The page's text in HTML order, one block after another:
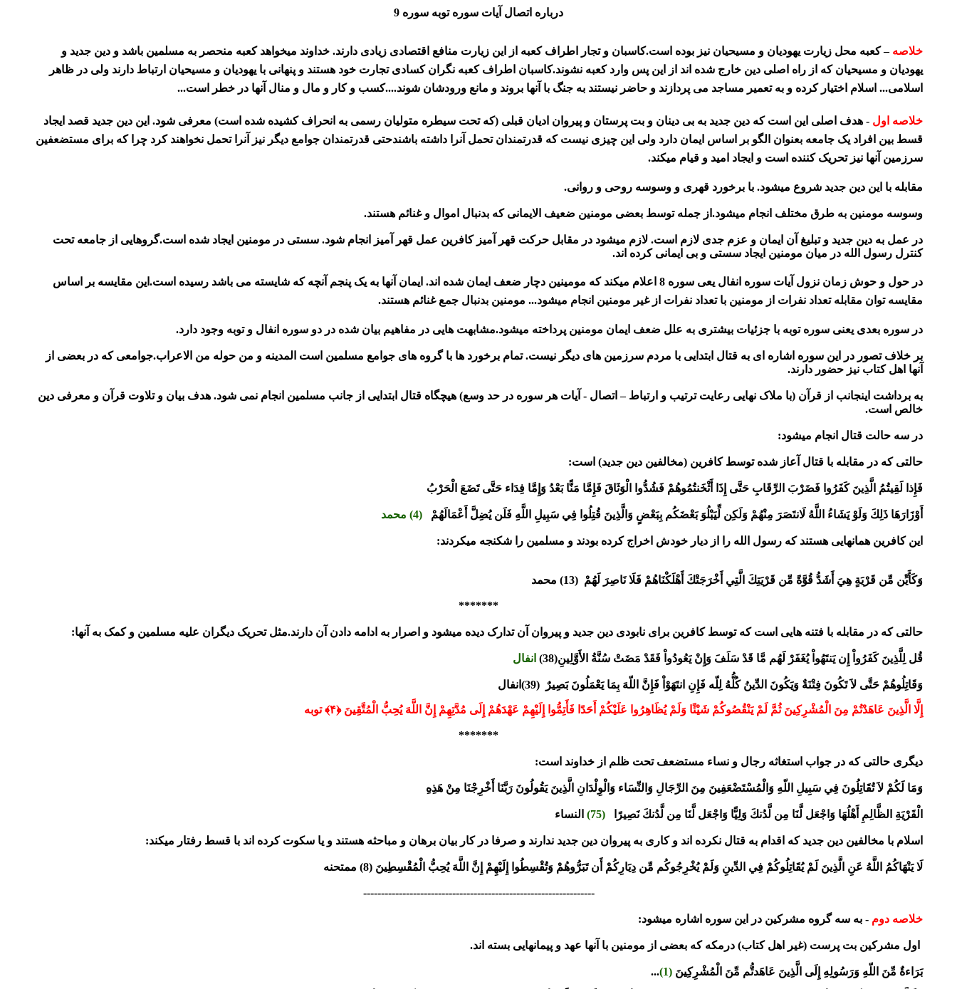
درباره اتصال آیات سوره توبه سوره 9
خلاصه – کعبه محل زیارت یهودیان و مسیحیان نیز بوده است.کاسبان و تجار اطراف کعبه از این زیارت منافع اقتصادی زیادی دارند. خداوند میخواهد کعبه منحصر به مسلمین باشد و دین جدید و
یهودیان و مسیحیان که از راه اصلی دین خارج شده اند از این پس وارد کعبه نشوند.کاسبان اطراف کعبه نگران کسادی تجارت خود هستند و پنهانی با یهودیان و مسیحیان ارتباط دارند ولی در ظاهر
اسلامی... اسلام اختیار کرده و به تعمیر مساجد می پردازند و حاضر نیستند به جنگ با آنها بروند و مانع ورودشان شوند....کسب و کار و مال و منال آنها در خطر است...
خلاصه اول - هدف اصلی این است که دین جدید به بی دینان و بت پرستان و پیروان ادیان قبلی (که تحت سیطره متولیان رسمی به انحراف کشیده شده است) معرفی شود. این دین جدید قصد ایجاد
قسط بین افراد یک جامعه بعنوان الگو بر اساس ایمان دارد ولی این چیزی نیست که قدرتمندان تحمل آنرا داشته باشندحتی قدرتمندان جوامع دیگر نیز آنرا تحمل نخواهند کرد چرا که برای مستضعفین
سرزمین آنها نیز تحریک کننده است و ایجاد امید و قیام میکند.
مقابله با این دین جدید شروع میشود. با برخورد قهری و وسوسه روحی و روانی.
وسوسه مومنین به طرق مختلف انجام میشود.از جمله توسط بعضی مومنین ضعیف الایمانی که بدنبال اموال و غنائم هستند.
در عمل به دین جدید و تبلیغ آن ایمان و عزم جدی لازم است. لازم میشود در مقابل حرکت قهر آمیز کافرین عمل قهر آمیز انجام شود. سستی در مومنین ایجاد شده است.گروهایی از جامعه تحت
کنترل رسول الله در میان مومنین ایجاد سستی و بی ایمانی کرده اند.
در حول و حوش زمان نزول آیات سوره انفال یعی سوره 8 اعلام میکند که مومینین دچار ضعف ایمان شده اند. ایمان آنها به یک پنجم آنچه که شایسته می باشد رسیده است.این مقایسه بر اساس
مقایسه توان مقابله تعداد نفرات از مومنین با تعداد نفرات از غیر مومنین انجام میشود... مومنین بدنبال جمع غنائم هستند.
در سوره بعدی یعنی سوره توبه با جزئیات بیشتری به علل ضعف ایمان مومنین پرداخته میشود.مشابهت هایی در مفاهیم بیان شده در دو سوره انفال و توبه وجود دارد.
بر خلاف تصور در این سوره اشاره ای به قتال ابتدایی با مردم سرزمین های دیگر نیست. تمام برخورد ها با گروه های جوامع مسلمین است المدینه و من حوله من الاعراب.جوامعی که در بعضی از
آنها اهل کتاب نیز حضور دارند.
به برداشت اینجانب از قرآن (با ملاک نهایی رعایت ترتیب و ارتباط – اتصال - آیات هر سوره در حد وسع) هیچگاه قتال ابتدایی از جانب مسلمین انجام نمی شود. هدف بیان و تلاوت قرآن و معرفی دین
خالص است.
در سه حالت قتال انجام میشود:
حالتی که در مقابله با قتال آعاز شده توسط کافرین (مخالفین دین جدید) است:
فَإِذا لَقِيتُمُ الَّذِينَ كَفَرُوا فَضَرْبَ الرِّقَابِ حَتَّى إِذَا أَثْخَنتُمُوهُمْ فَشُدُّوا الْوَثَاقَ فَإِمَّا مَنًّا بَعْدُ وَإِمَّا فِدَاء حَتَّى تَضَعَ الْحَرْبُ
أَوْزَارَهَا ذَلِكَ وَلَوْ يَشَاءُ اللَّهُ لَانتَصَرَ مِنْهُمْ وَلَكِن لِّيَبْلُوَ بَعْضَكُم بِبَعْضٍ وَالَّذِينَ قُتِلُوا فِي سَبِيلِ اللَّهِ فَلَن يُضِلَّ أَعْمَالَهُمْ (4) محمد
این کافرین همانهایی هستند که رسول الله را از دیار خودش اخراج کرده بودند و مسلمین را شکنجه میکردند:
وَكَأَيِّن مِّن قَرْيَةٍ هِيَ أَشَدُّ قُوَّةً مِّن قَرْيَتِكَ الَّتِي أَخْرَجَتْكَ أَهْلَكْنَاهُمْ فَلَا نَاصِرَ لَهُمْ (13) محمد
*******
حالتی که در مقابله با فتنه هایی است که توسط کافرین برای نابودی دین جدید و پیروان آن تدارک دیده میشود و اصرار به ادامه دادن آن دارند.مثل تحریک دیگران علیه مسلمین و کمک به آنها:
قُل لِلَّذِينَ كَفَرُواْ إِن يَنتَهُواْ يُغَفَرْ لَهُم مَّا قَدْ سَلَفَ وَإِنْ يَعُودُواْ فَقَدْ مَضَتْ سُنَّةُ الأَوَّلِينِ(38) انفال
وَقَاتِلُوهُمْ حَتَّى لاَ تَكُونَ فِتْنَةٌ وَيَكُونَ الدِّينُ كُلُّهُ لِلّه فَإِنِ انتَهَوْاْ فَإِنَّ اللّهَ بِمَا يَعْمَلُونَ بَصِيرٌ (39)انفال
إِلَّا الَّذِينَ عَاهَدْتُمْ مِنَ الْمُشْرِكِينَ ثُمَّ لَمْ يَنْقُصُوكُمْ شَيْئًا وَلَمْ يُظَاهِرُوا عَلَيْكُمْ أَحَدًا فَأَتِمُّوا إِلَيْهِمْ عَهْدَهُمْ إِلَى مُدَّتِهِمْ إِنَّ اللَّهَ يُحِبُّ الْمُتَّقِينَ ﴿۴﴾ توبه
*******
دیگری حالتی که در جواب استغاثه رجال و نساء مستضعف تحت ظلم از خداوند است:
وَمَا لَكُمْ لاَ تُقَاتِلُونَ فِي سَبِيلِ اللّهِ وَالْمُسْتَضْعَفِينَ مِنَ الرِّجَالِ وَالنِّسَاء وَالْوِلْدَانِ الَّذِينَ يَقُولُونَ رَبَّنَا أَخْرِجْنَا مِنْ هَذِهِ
الْقَرْيَةِ الظَّالِمِ أَهْلُهَا وَاجْعَل لَّنَا مِن لَّدُنكَ وَلِيًّا وَاجْعَل لَّنَا مِن لَّدُنكَ نَصِيرًا (75) النساء
اسلام با مخالفین دین جدید که اقدام به قتال نکرده اند و کاری به پیروان دین جدید ندارند و صرفا در کار بیان برهان و مباحثه هستند و یا سکوت کرده اند با قسط رفتار میکند:
لَا يَنْهَاكُمُ اللَّهُ عَنِ الَّذِينَ لَمْ يُقَاتِلُوكُمْ فِي الدِّينِ وَلَمْ يُخْرِجُوكُم مِّن دِيَارِكُمْ أَن تَبَرُّوهُمْ وَتُقْسِطُوا إِلَيْهِمْ إِنَّ اللَّهَ يُحِبُّ الْمُقْسِطِينَ (8) ممتحنه
-----------------------------------------------------------------
خلاصه دوم - به سه گروه مشرکین در این سوره اشاره میشود:
اول مشرکین بت پرست (غیر اهل کتاب) درمکه که بعضی از مومنین با آنها عهد و پیمانهایی بسته اند.
بَرَاءةٌ مِّنَ اللّهِ وَرَسُولِهِ إِلَى الَّذِينَ عَاهَدتُّم مِّنَ الْمُشْرِكِينَ (1)
...